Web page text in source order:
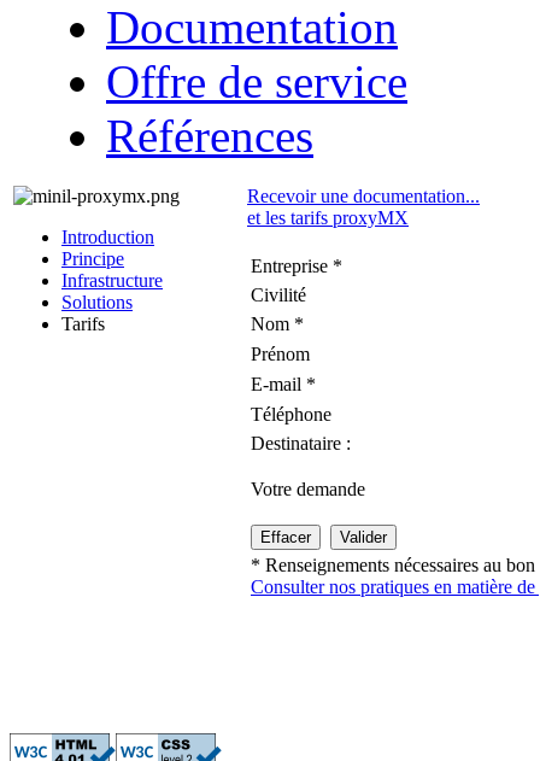
Documentation
Offre de service
Références
Introduction
Principe
Infrastructure
Solutions
Tarifs
Recevoir une documentation...
et les tarifs proxyMX
Entreprise *
Civilité
Nom *
Prénom
E-mail *
Téléphone
Destinataire :
Votre demande
* Renseignements nécessaires au
Consulter nos pratiques en matière